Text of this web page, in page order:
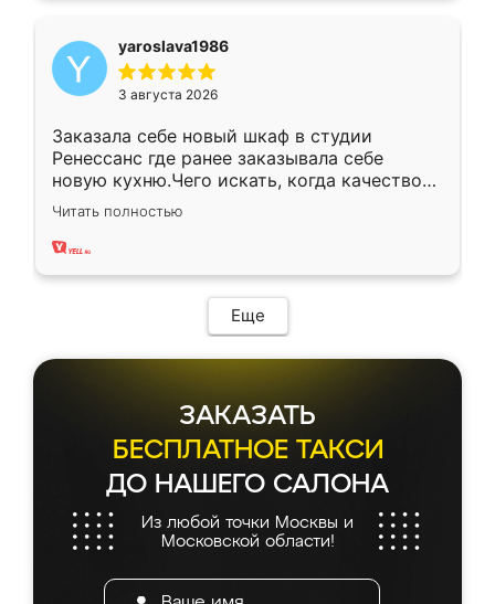
yaroslava1986
3 августа 2026
Заказала себе новый шкаф в студии
Ренессанс где ранее заказывала себе
новую кухню.Чего искать, когда качеством
вполне довольна. Служит кухня уже почти
два года, нареканий нет.
Читать полностью
Еще
ЗАКАЗАТЬ
БЕСПЛАТНОЕ ТАКСИ
ДО НАШЕГО САЛОНА
Из любой точки Москвы и
Московской области!